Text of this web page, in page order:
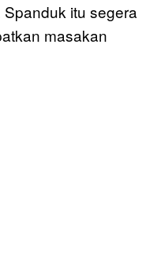
itu segera
masakan